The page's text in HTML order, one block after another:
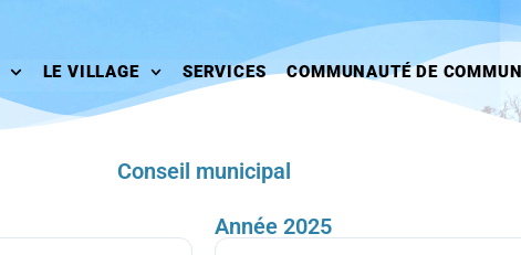
LE VILLAGE SERVICES COMMUNAUTÉ DE
Conseil municipal
Année 2025